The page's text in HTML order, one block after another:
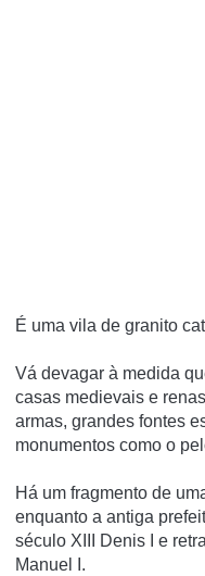
É uma vila de granito
Vá devagar à medida
casas medievais e
armas, grandes fontes
monumentos como o
Há um fragmento de
enquanto a antiga
século XIII Denis I e
Manuel I.